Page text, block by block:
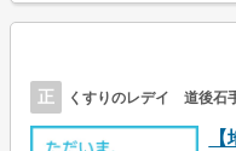
正 くすりのレデイ 道後石